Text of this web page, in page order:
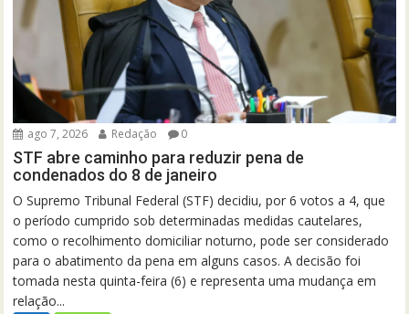
ago 7, 2026 Redação 0
STF abre caminho para reduzir pena de
condenados do 8 de janeiro
O Supremo Tribunal Federal (STF) decidiu, por 6 votos a 4, que
o período cumprido sob determinadas medidas cautelares,
como o recolhimento domiciliar noturno, pode ser considerado
para o abatimento da pena em alguns casos. A decisão foi
tomada nesta quinta-feira (6) e representa uma mudança em
relação...